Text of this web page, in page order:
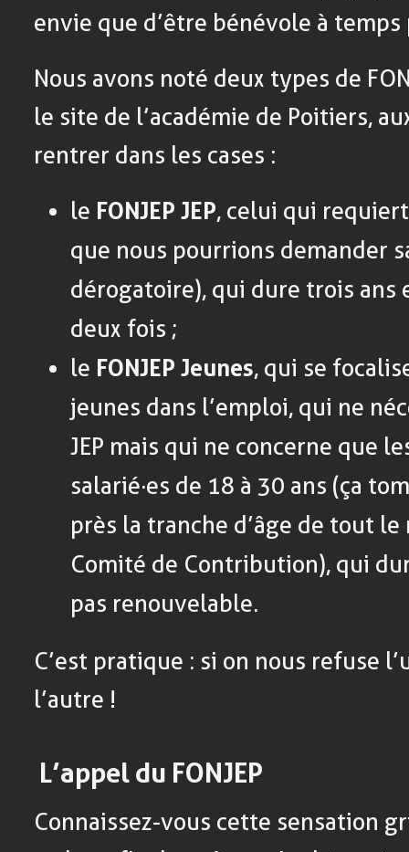
envie que d’être bénévole à temps
Nous avons noté deux types de
le site de l’académie de Poitiers,
rentrer dans les cases :
le FONJEP JEP, celui qui requiert
que nous pourrions demander
dérogatoire), qui dure trois ans
deux fois ;
le FONJEP Jeunes, qui se
jeunes dans l’emploi, qui ne
JEP mais qui ne concerne que
salarié·es de 18 à 30 ans (ça
près la tranche d’âge de tout
Comité de Contribution), qui
pas renouvelable.
C’est pratique : si on nous refuse
l’autre !
L’appel du FONJEP
Connaissez-vous cette sensation